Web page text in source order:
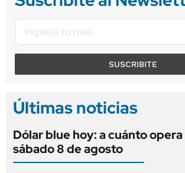
SUSCRIBITE
Últimas noticias
Dólar blue hoy: a cuánto
sábado 8 de agosto